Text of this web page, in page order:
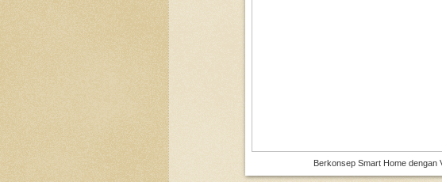
Berkonsep Smart Home dengan